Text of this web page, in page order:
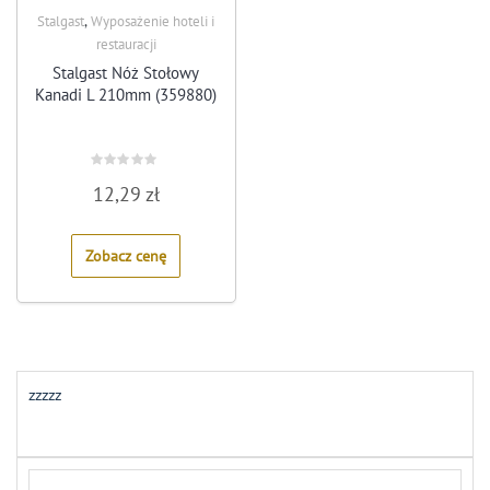
Stalgast,Wyposażenie hoteli i
restauracji
Stalgast Nóż Stołowy
Kanadi L 210mm (359880)
0
out
5
12,29 zł
Zobacz cenę
zzzzz